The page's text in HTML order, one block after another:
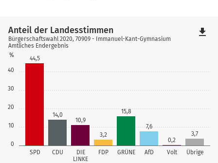
0
10
20
30
40
%
SPD CDU
DIE
LINKE
FDP GRÜNE AfD Volt Übrige
44,5
14,0
10,9
3,2
15,8
7,6
0,2
3,7
Anteil der Landesstimmen
Bürgerschaftswahl 2020, 70909 - Immanuel-Kant-Gymnasium
Amtliches Endergebnis
file_download